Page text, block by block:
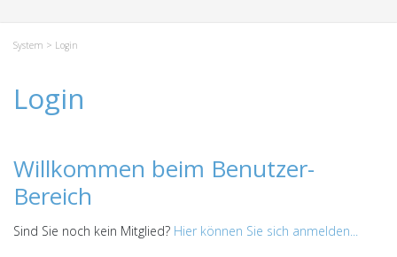
System > Login
Login
Willkommen beim Benutzer-
Bereich
Sind Sie noch kein Mitglied? Hier können Sie sich anmelden...